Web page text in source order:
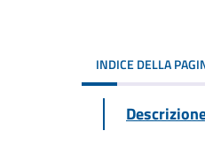
INDICE DELLA